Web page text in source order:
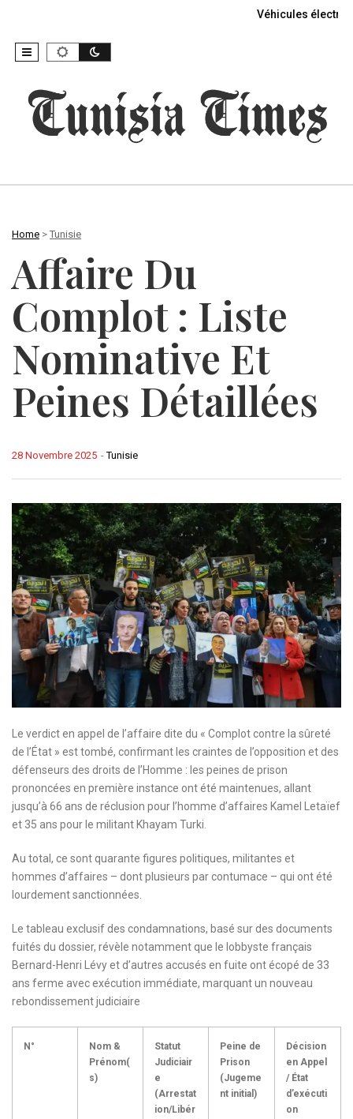
Véhicules
Home > Tunisie
Affaire Du
Complot : Liste
Nominative Et
Peines Détaillées
-Tunisie
28 Novembre 2025
Le verdict en appel de l’affaire dite du « Complot contre la sûreté
de l’État » est tombé, confirmant les craintes de l’opposition et des
défenseurs des droits de l’Homme : les peines de prison
prononcées en première instance ont été maintenues, allant
jusqu’à 66 ans de réclusion pour l’homme d’affaires Kamel Letaïef
et 35 ans pour le militant Khayam Turki.
Au total, ce sont quarante figures politiques, militantes et
hommes d’affaires – dont plusieurs par contumace – qui ont été
lourdement sanctionnées.
Le tableau exclusif des condamnations, basé sur des documents
fuités du dossier, révèle notamment que le lobbyste français
Bernard-Henri Lévy et d’autres accusés en fuite ont écopé de 33
ans ferme avec exécution immédiate, marquant un nouveau
rebondissement judiciaire
N°
Nom &
Prénom(
s)
Statut
Judiciair
e
(Arrestat
ion/Libér
Peine de
Prison
(Jugeme
nt initial)
Décision
en Appel
/ État
d’exécuti
on